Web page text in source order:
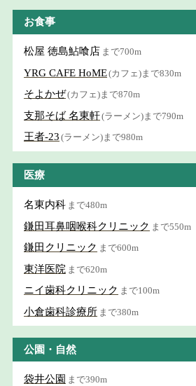
お食事
松屋 徳島鮎喰店 まで700m
YRG CAFE HoME(カフェ)まで830m
そよかぜ(カフェ)まで870m
支那そば 名東軒(ラーメン)まで790m
王者-23 (ラーメン)まで980m
医療
名東内科 まで480m
鎌田耳鼻咽喉科クリニック まで550m
鎌田クリニック まで600m
東洋医院 まで620m
ニイ歯科クリニック まで100m
小倉歯科診療所 まで380m
公園・自然
袋井公園 まで390m